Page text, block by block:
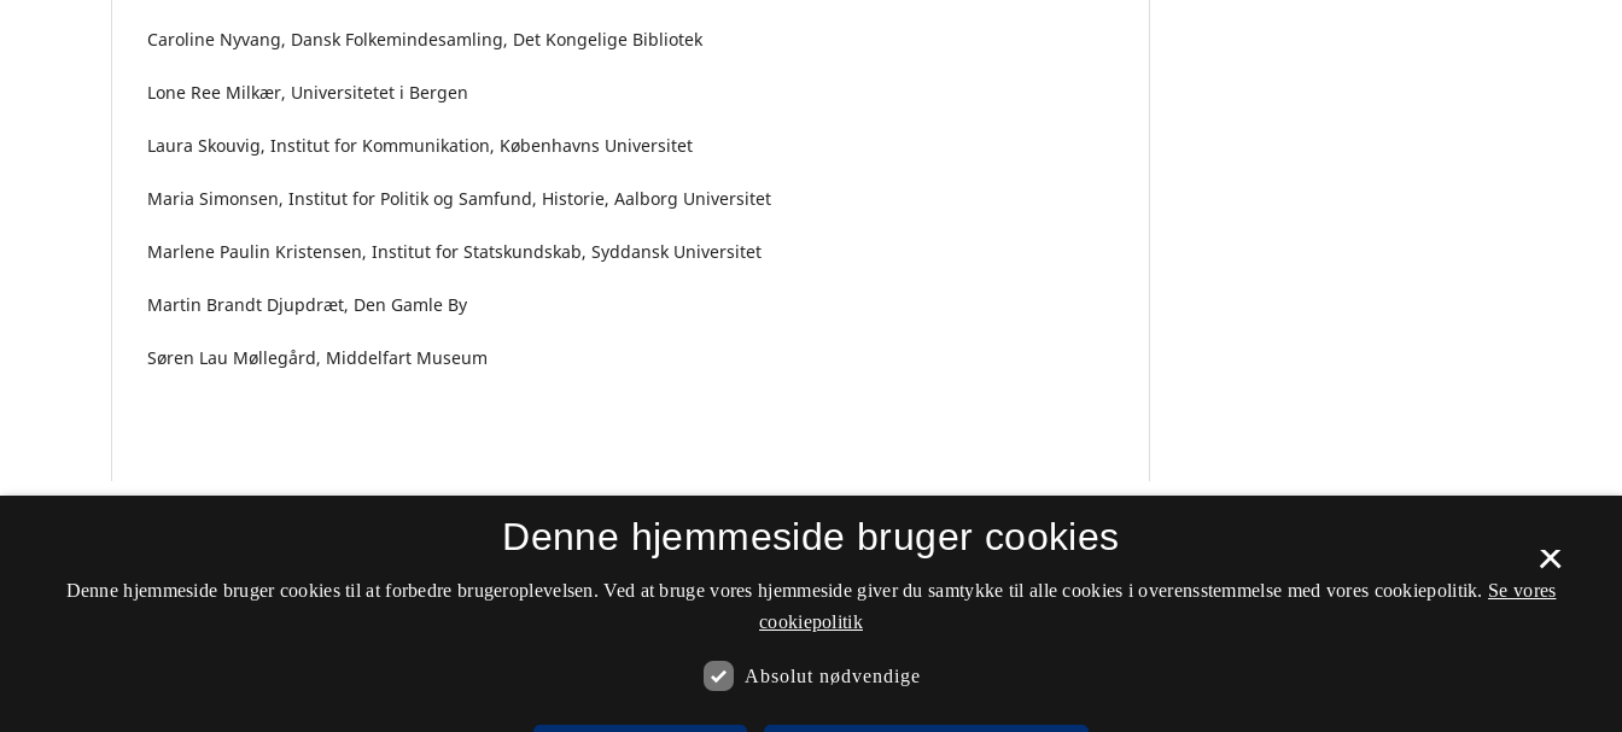
Caroline Nyvang, Dansk Folkemindesamling, Det Kongelige Bibliotek
Lone Ree Milkær, Universitetet i Bergen
Laura Skouvig, Institut for Kommunikation, Københavns Universitet
Maria Simonsen, Institut for Politik og Samfund, Historie, Aalborg Universitet
Marlene Paulin Kristensen, Institut for Statskundskab, Syddansk Universitet
Martin Brandt Djupdræt, Den Gamle By
Søren Lau Møllegård, Middelfart Museum
ISSN 1904-5352
×
Denne hjemmeside bruger cookies
Denne hjemmeside bruger cookies til at forbedre brugeroplevelsen. Ved at bruge vores hjemmeside giver du samtykke til alle cookies i overensstemmelse med vores cookiepolitik. Se vores
cookiepolitik
Absolut nødvendige